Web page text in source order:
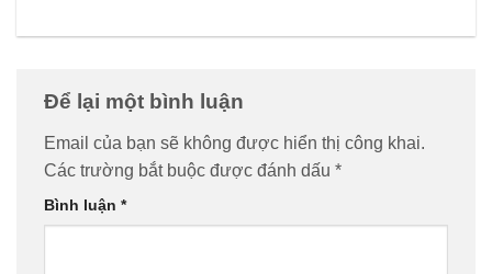
Để lại một bình luận
Email của bạn sẽ không được hiển thị công khai.
Các trường bắt buộc được đánh dấu *
Bình luận *